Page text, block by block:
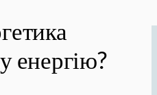
енергію?